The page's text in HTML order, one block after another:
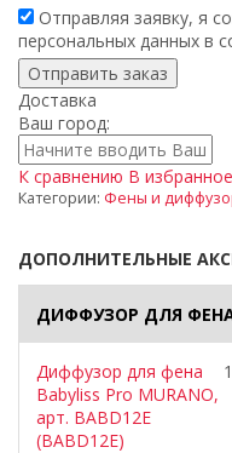
Отправляя заявку, я
персональных данных в
Доставка
Ваш город:
К сравнению В избранное
Категории: Фены и
ДОПОЛНИТЕЛЬНЫЕ
ДИФФУЗОР ДЛЯ
Диффузор для фена
Babyliss Pro MURANO,
арт. BABD12E
(BABD12E)